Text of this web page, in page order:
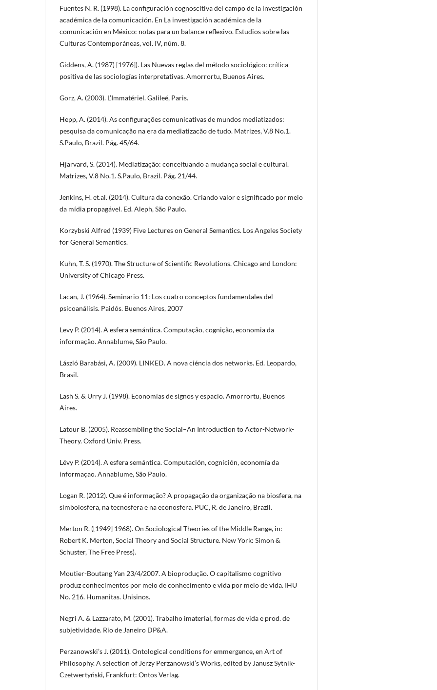
Fuentes N. R. (1998). La configuración cognoscitiva del campo de la investigación
académica de la comunicación. En La investigación académica de la
comunicación en México: notas para un balance reflexivo. Estudios sobre las
Culturas Contemporáneas, vol. IV, núm. 8.
Giddens, A. (1987) [1976]). Las Nuevas reglas del método sociológico: crítica
positiva de las sociologías interpretativas. Amorrortu, Buenos Aires.
Gorz, A. (2003). L’Immatériel. Galileé, Paris.
Hepp, A. (2014). As configurações comunicativas de mundos mediatizados:
pesquisa da comunicação na era da mediatizacão de tudo. Matrizes, V.8 No.1.
S.Paulo, Brazil. Pág. 45/64.
Hjarvard, S. (2014). Mediatização: conceituando a mudança social e cultural.
Matrizes, V.8 No.1. S.Paulo, Brazil. Pág. 21/44.
Jenkins, H. et.al. (2014). Cultura da conexão. Criando valor e significado por meio
da mídia propagável. Ed. Aleph, São Paulo.
Korzybski Alfred (1939) Five Lectures on General Semantics. Los Angeles Society
for General Semantics.
Kuhn, T. S. (1970). The Structure of Scientific Revolutions. Chicago and London:
University of Chicago Press.
Lacan, J. (1964). Seminario 11: Los cuatro conceptos fundamentales del
psicoanálisis. Paidós. Buenos Aires, 2007
Levy P. (2014). A esfera semántica. Computação, cognição, economia da
informação. Annablume, São Paulo.
László Barabási, A. (2009). LINKED. A nova ciéncia dos networks. Ed. Leopardo,
Brasil.
Lash S. & Urry J. (1998). Economías de signos y espacio. Amorrortu, Buenos
Aires.
Latour B. (2005). Reassembling the Social–An Introduction to Actor-Network-
Theory. Oxford Univ. Press.
Lévy P. (2014). A esfera semántica. Computación, cognición, economía da
informaçao. Annablume, São Paulo.
Logan R. (2012). Que é informação? A propagação da organização na biosfera, na
simbolosfera, na tecnosfera e na econosfera. PUC, R. de Janeiro, Brazil.
Merton R. ([1949] 1968). On Sociological Theories of the Middle Range, in:
Robert K. Merton, Social Theory and Social Structure. New York: Simon &
Schuster, The Free Press).
Moutier-Boutang Yan 23/4/2007. A bioprodução. O capitalismo cognitivo
produz conhecimentos por meio de conhecimento e vida por meio de vida. IHU
No. 216. Humanitas. Unisinos.
Negri A. & Lazzarato, M. (2001). Trabalho imaterial, formas de vida e prod. de
subjetividade. Rio de Janeiro DP&A.
Perzanowski’s J. (2011). Ontological conditions for emmergence, en Art of
Philosophy. A selection of Jerzy Perzanowski’s Works, edited by Janusz Sytnik-
Czetwertyński, Frankfurt: Ontos Verlag.